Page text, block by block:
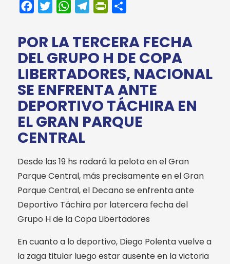
FacebookTwitterWhatsAppTelegramPrintFriendly
POR LA TERCERA FECHA
DEL GRUPO H DE COPA
LIBERTADORES, NACIONAL
SE ENFRENTA ANTE
DEPORTIVO TÁCHIRA EN
EL GRAN PARQUE
CENTRAL
Desde las 19 hs rodará la pelota en el Gran
Parque Central, más precisamente en el Gran
Parque Central, el Decano se enfrenta ante
Deportivo Táchira por latercera fecha del
Grupo H de la Copa Libertadores
En cuanto a lo deportivo, Diego Polenta vuelve a
la zaga titular luego estar ausente en la victoria